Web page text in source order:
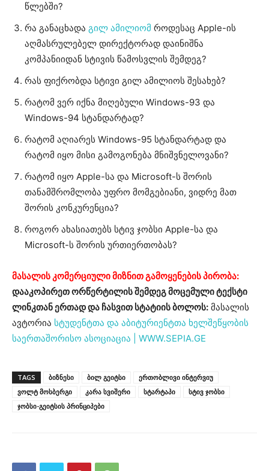
წლებში?
რა განაცხადა გილ ამილიომ როდესაც Apple-ის
აღმასრულებელ დირექტორად დაინიშნა
კომპანიიდან სტივის წამოსვლის შემდეგ?
რას ფიქრობდა სტივი გილ ამილიოს შესახებ?
რატომ ვერ იქნა მიღებული Windows-93 და
Windows-94 სტანდარტად?
რატომ აღიარეს Windows-95 სტანდარტად და
რატომ იყო მისი გამოგონება მნიშვნელოვანი?
რატომ იყო Apple-სა და Microsoft-ს შორის
თანამშრომლობა უფრო მომგებიანი, ვიდრე მათ
შორის კონკურენცია?
როგორ ახასიათებს სტივ ჯობსი Apple-სა და
Microsoft-ს შორის ურთიერთობას?
მასალის კომერციული მიზნით გამოყენების პირობა:
დააკოპირეთ ორწერტილის შემდეგ მოცემული ტექსტი
ლინკთან ერთად და ჩასვით სტატიის ბოლოს: მასალის
ავტორია სტუდენტთა და აბიტურიენტთა ხელშეწყობის
საერთაშორისო ასოციაცია | WWW.SEPIA.GE
TAGS ბიზნესი ბილ გეიტსი
ერთობლივი ინტერვიუ
ვოლტ მოსბერგი
კარა სვიშერი სტარტაპი
სტივ ჯობსი
ჯობსი-გეიტსის პრინციპები